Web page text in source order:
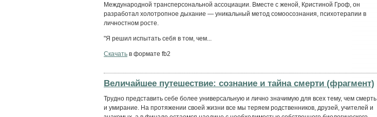
Международной трансперсональной ассоциации. Вместе с женой, Кристиной Гроф, он
разработал холотропное дыхание — уникальный метод сомоосознания, психотерапии в
личностном росте.
"Я решил испытать себя в том, чем...
Скачать в формате fb2
Величайшее путешествие: сознание и тайна смерти (фрагмент)
Трудно представить себе более универсальную и лично значимую для всех тему, чем смерть
и умирание. На протяжении своей жизни все мы теряем родственников, друзей, учителей и